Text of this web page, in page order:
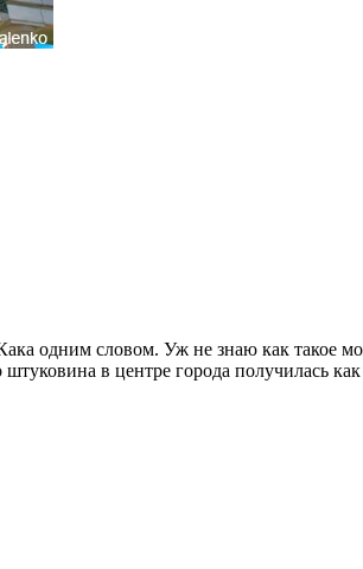
одним словом. Уж не знаю как такое
в центре города получилась как